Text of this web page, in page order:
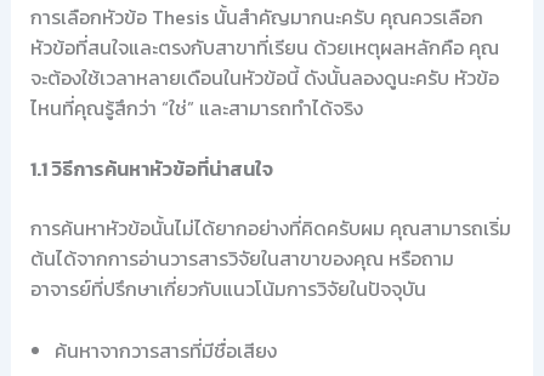
การเลือกหัวข้อ Thesis นั้นสำคัญมากนะครับ คุณควรเลือก
หัวข้อที่สนใจและตรงกับสาขาที่เรียน ด้วยเหตุผลหลักคือ คุณ
จะต้องใช้เวลาหลายเดือนในหัวข้อนี้ ดังนั้นลองดูนะครับ หัวข้อ
ไหนที่คุณรู้สึกว่า “ใช่” และสามารถทำได้จริง
1.1 วิธีการค้นหาหัวข้อที่น่าสนใจ
การค้นหาหัวข้อนั้นไม่ได้ยากอย่างที่คิดครับผม คุณสามารถเริ่ม
ต้นได้จากการอ่านวารสารวิจัยในสาขาของคุณ หรือถาม
อาจารย์ที่ปรึกษาเกี่ยวกับแนวโน้มการวิจัยในปัจจุบัน
ค้นหาจากวารสารที่มีชื่อเสียง